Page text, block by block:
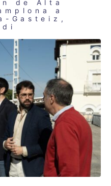
de Alta
a
Gasteiz,